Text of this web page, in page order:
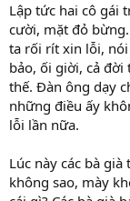
Lập tức hai cô gái
cười, mặt đỏ
ta rối rít xin lỗi,
bảo, ối giời, cả
thế. Đàn ông dạy
những điều ấy
lỗi lần nữa.
Lúc này các bà
không sao, mày